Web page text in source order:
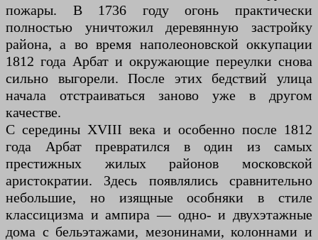
пожары. В 1736 году огонь практически
полностью уничтожил деревянную застройку
района, а во время наполеоновской оккупации
1812 года Арбат и окружающие переулки снова
сильно выгорели. После этих бедствий улица
начала отстраиваться заново уже в другом
качестве.
С середины XVIII века и особенно после 1812
года Арбат превратился в один из самых
престижных жилых районов московской
аристократии. Здесь появлялись сравнительно
небольшие, но изящные особняки в стиле
классицизма и ампира — одно- и двухэтажные
дома с бельэтажами, мезонинами, колоннами и